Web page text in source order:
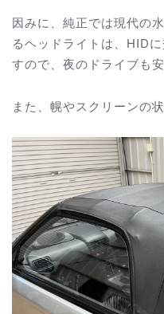
因みに、純正では現代の
るヘッドライトは、HID
すので、夜のドライブも安
また、幌やスクリーンの